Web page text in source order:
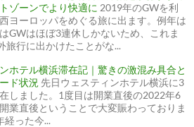
ゾーンでより快適に 2019年のGWを利
ヨーロッパをめぐる旅に出ます。例年は
GWはほぼ3連休しかないため、これま
旅行に出かけたことがな...
ホテル横浜滞在記｜驚きの激混み具合と
ド状況 先日ウェスティンホテル横浜に3
しました。1度目は開業直後の2022年6
業直後ということで大変賑わっておりま
経った今...